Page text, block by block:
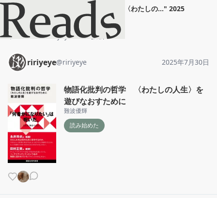
物語化批判の哲学 〈わたしの..." 2025
年7月30日
ホーム
ririyeye 投稿
ririyeye@ririyeye 2025年7月30日
物語化批判の哲学 〈わたしの人生〉を
遊びなおすために
難波優輝
読み始めた